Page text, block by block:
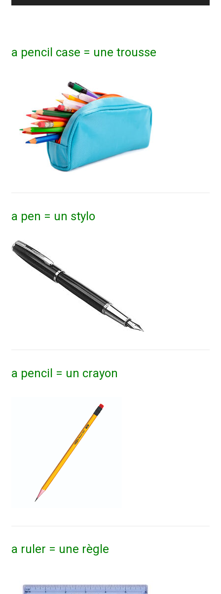
audio
a pencil case = une trousse
a pen = un stylo
a pencil = un crayon
a ruler = une règle